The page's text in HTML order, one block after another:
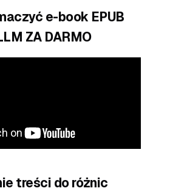
e-book EPUB
ZA DARMO
treści do różnic